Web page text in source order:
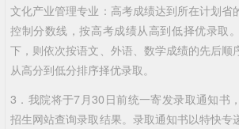
文化产业管理专业：高考成绩达到所在计划省
控制分数线，按高考成绩从高到低择优录取
下，则依次按语文、外语、数学成绩的先后顺
从高分到低分排序择优录取。
3．我院将于7月30日前统一寄发录取通知书
招生网站查询录取结果。录取通知书以特快专